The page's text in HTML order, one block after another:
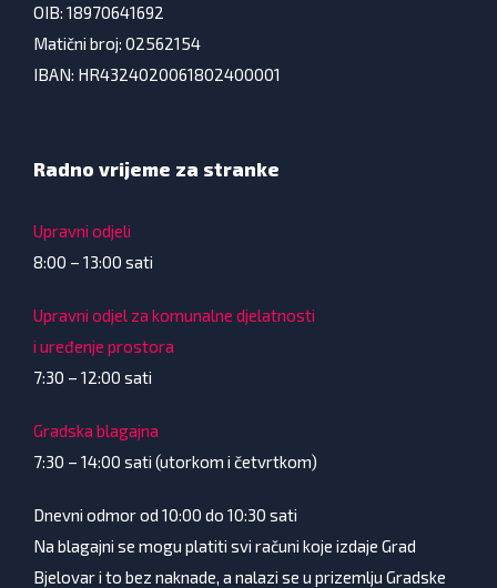
OIB: 18970641692
Matični broj: 02562154
IBAN: HR4324020061802400001
Radno vrijeme za stranke
Upravni odjeli
8:00 – 13:00 sati
Upravni odjel za komunalne djelatnosti
i uređenje prostora
7:30 – 12:00 sati
Gradska blagajna
7:30 – 14:00 sati (utorkom i četvrtkom)
Dnevni odmor od 10:00 do 10:30 sati
Na blagajni se mogu platiti svi računi koje izdaje Grad
Bjelovar i to bez naknade, a nalazi se u prizemlju Gradske